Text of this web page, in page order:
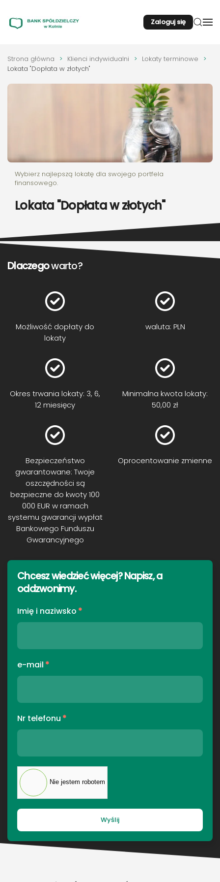
Przejdź do głównej treści
Zaloguj się
Strona główna Klienci indywidualni
Lokaty terminowe
Lokata "Dopłata w złotych"
Wybierz najlepszą lokatę dla swojego portfela
finansowego.
Lokata "Dopłata w złotych"
Dlaczegowarto?
Możliwość dopłaty do
lokaty
waluta: PLN
Okres trwania lokaty: 3, 6,
12 miesięcy
Minimalna kwota lokaty:
50,00 zł
Bezpieczeństwo
gwarantowane: Twoje
oszczędności są
bezpieczne do kwoty 100
000 EUR w ramach
systemu gwarancji wypłat
Bankowego Funduszu
Gwarancyjnego
Oprocentowanie zmienne
Chcesz wiedzieć więcej? Napisz, a
oddzwonimy.
Imię i naziwsko *
e-mail *
Nr telefonu *
Nie jestem robotem
Wyślij